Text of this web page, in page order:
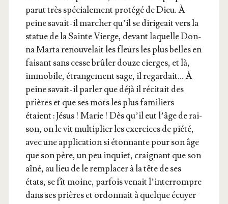
parut très spé­cia­le­ment pro­té­gé de Dieu. À
peine savait-il mar­cher qu’il se diri­geait vers la
sta­tue de la Sainte Vierge, devant laquelle Don­
na Mar­ta renou­ve­lait les fleurs les plus belles en
fai­sant sans cesse brû­ler douze cierges, et là,
immo­bile, étran­ge­ment sage, il regar­dait… À
peine savait-il par­ler que déjà il réci­tait des
prières et que ses mots les plus fami­liers
étaient : Jésus ! Marie ! Dès qu’il eut l’âge de rai­
son, on le vit mul­ti­plier les exer­cices de pié­té,
avec une appli­ca­tion si éton­nante pour son âge
que son père, un peu inquiet, crai­gnant que son
aîné, au lieu de le rem­pla­cer à la tête de ses
états, se fît moine, par­fois venait l’in­ter­rompre
dans ses prières et ordon­nait à quelque écuyer